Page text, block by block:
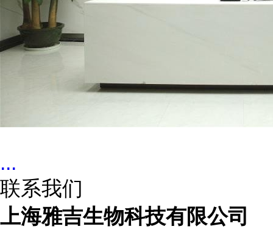
...
联系我们
上海雅吉生物科技有限公司